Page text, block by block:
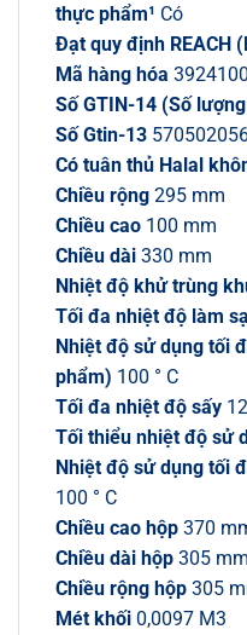
thực phẩm¹ Có
Đạt quy định REACH
Mã hàng hóa
Số GTIN-14 (Số
Số Gtin-13
Có tuân thủ Halal
Chiều rộng 295 mm
Chiều cao 100 mm
Chiều dài 330 mm
Nhiệt độ khử trùng
Tối đa nhiệt độ làm
Nhiệt độ sử dụng tối
phẩm) 100 ° C
Tối đa nhiệt độ sấy
Tối thiểu nhiệt độ sử
Nhiệt độ sử dụng tối
100 ° C
Chiều cao hộp 370
Chiều dài hộp 305 mm
Chiều rộng hộp 305
Mét khối 0,0097 M3